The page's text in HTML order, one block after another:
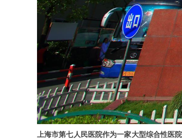
上海市第七人民医院作为一家大型综合性医